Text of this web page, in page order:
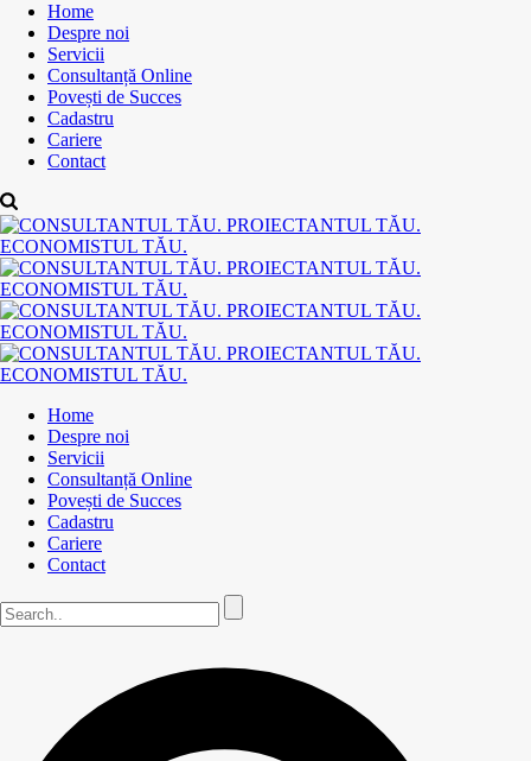
Home
Despre noi
Servicii
Consultanță Online
Povești de Succes
Cadastru
Cariere
Contact
Home
Despre noi
Servicii
Consultanță Online
Povești de Succes
Cadastru
Cariere
Contact